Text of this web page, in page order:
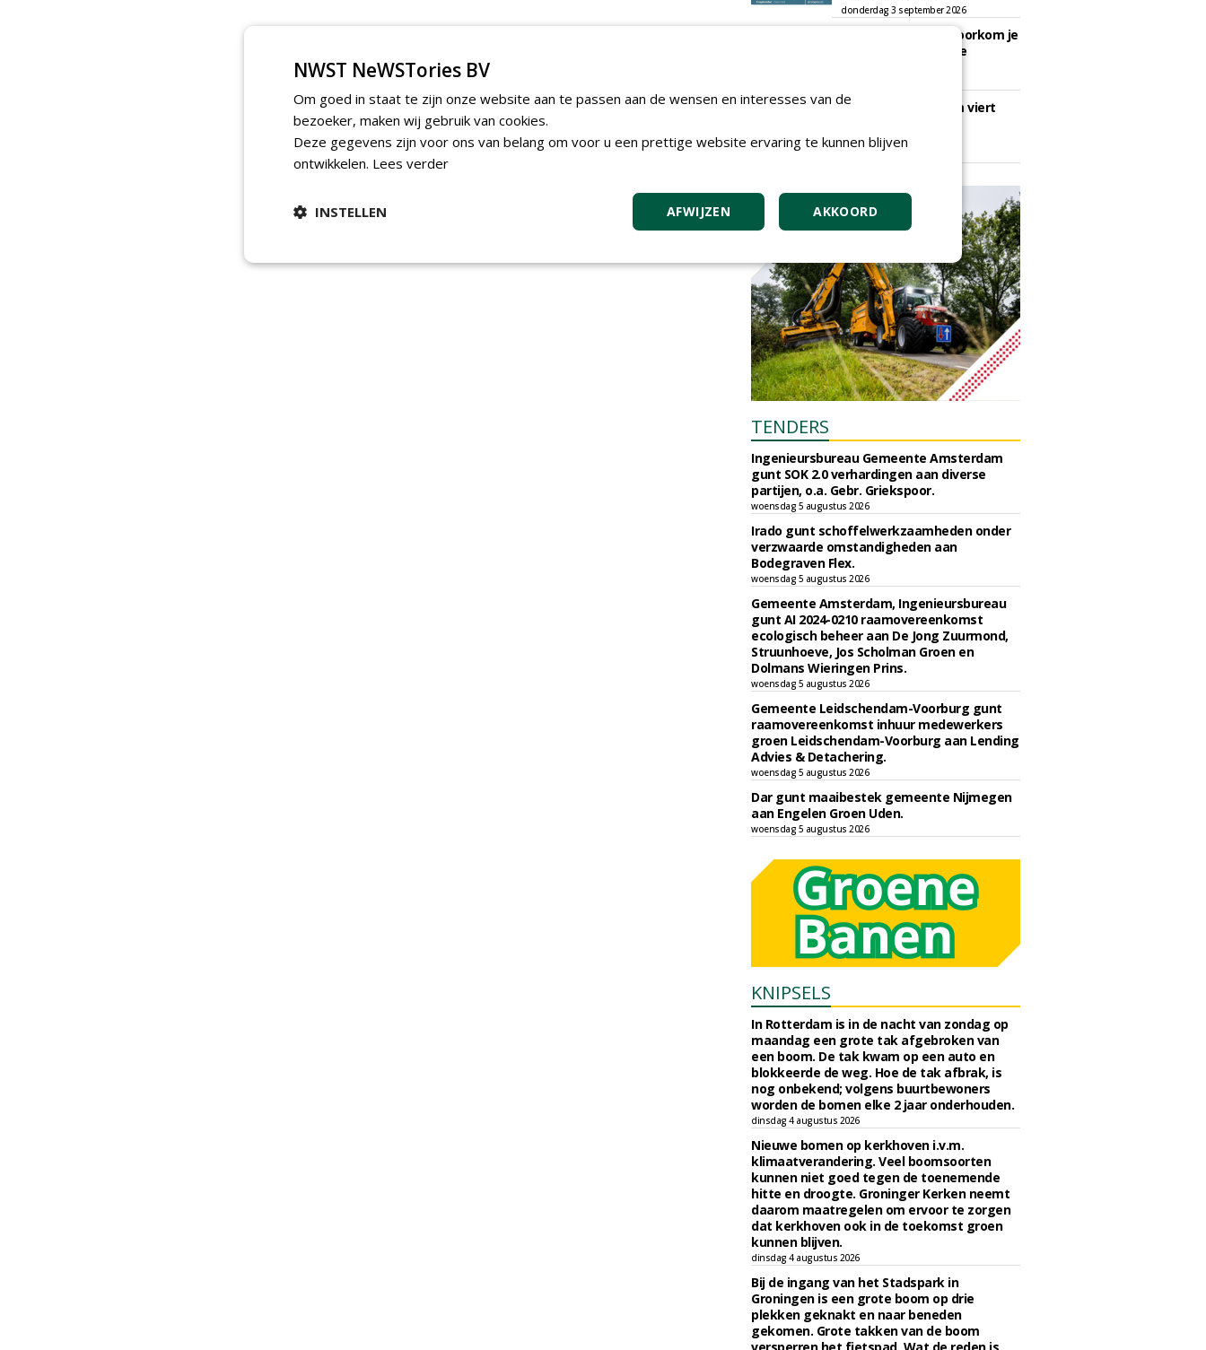
donderdag 3 september 2026
Lunchwebinar: zo voorkom je
dat natuurinclusieve
Rooftop Symposium viert
dakontwikkeling
TENDERS
Ingenieursbureau Gemeente Amsterdam
gunt SOK 2.0 verhardingen aan diverse
partijen, o.a. Gebr. Griekspoor.
woensdag 5 augustus 2026
Irado gunt schoffelwerkzaamheden onder
verzwaarde omstandigheden aan
Bodegraven Flex.
woensdag 5 augustus 2026
Gemeente Amsterdam, Ingenieursbureau
gunt AI 2024-0210 raamovereenkomst
ecologisch beheer aan De Jong Zuurmond,
Struunhoeve, Jos Scholman Groen en
Dolmans Wieringen Prins.
woensdag 5 augustus 2026
Gemeente Leidschendam-Voorburg gunt
raamovereenkomst inhuur medewerkers
groen Leidschendam-Voorburg aan Lending
Advies & Detachering.
woensdag 5 augustus 2026
Dar gunt maaibestek gemeente Nijmegen
aan Engelen Groen Uden.
woensdag 5 augustus 2026
KNIPSELS
In Rotterdam is in de nacht van zondag op
maandag een grote tak afgebroken van
een boom. De tak kwam op een auto en
blokkeerde de weg. Hoe de tak afbrak, is
nog onbekend; volgens buurtbewoners
worden de bomen elke 2 jaar onderhouden.
dinsdag 4 augustus 2026
Nieuwe bomen op kerkhoven i.v.m.
klimaatverandering. Veel boomsoorten
kunnen niet goed tegen de toenemende
hitte en droogte. Groninger Kerken neemt
daarom maatregelen om ervoor te zorgen
dat kerkhoven ook in de toekomst groen
kunnen blijven.
dinsdag 4 augustus 2026
Bij de ingang van het Stadspark in
Groningen is een grote boom op drie
plekken geknakt en naar beneden
gekomen. Grote takken van de boom
NWST NeWSTories BV
Om goed in staat te zijn onze website aan te passen aan de wensen en interesses van de
bezoeker, maken wij gebruik van cookies.
Deze gegevens zijn voor ons van belang om voor u een prettige website ervaring te kunnen blijven
ontwikkelen. Lees verder
AKKOORD
AFWIJZEN
INSTELLEN